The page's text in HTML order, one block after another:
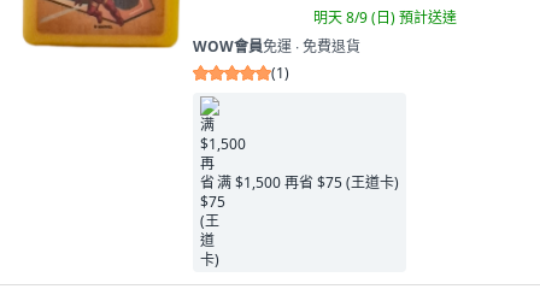
明天 8/9 (日)預計送達
WOW會員免運 ∙ 免費退貨
(1)
满 $1,500 再省 $75 (王道卡)